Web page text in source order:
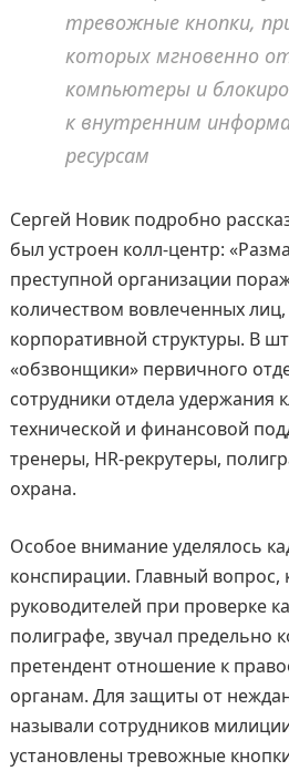
тревожные кнопки,
которых мгновенно
компьютеры и
к внутренним
ресурсам
Сергей Новик подробно
был устроен колл-центр:
преступной организации
количеством вовлеченных
корпоративной структуры. В
«обзвонщики» первичного
сотрудники отдела удержания
технической и финансовой
тренеры, HR-рекрутеры,
охрана.
Особое внимание уделялось
конспирации. Главный вопрос,
руководителей при проверке
полиграфе, звучал предельно
претендент отношение к
органам. Для защиты от
называли сотрудников
установлены тревожные